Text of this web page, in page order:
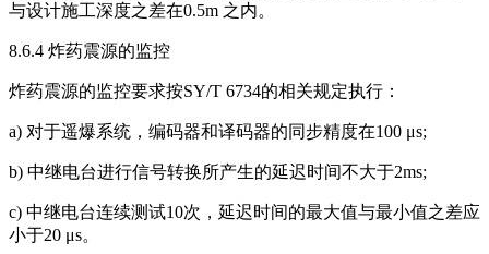
与设计施工深度之差在0.5m 之内。
8.6.4 炸药震源的监控
炸药震源的监控要求按SY/T 6734的相关规定执行：
a) 对于遥爆系统，编码器和译码器的同步精度在100 μs;
b) 中继电台进行信号转换所产生的延迟时间不大于2ms;
c) 中继电台连续测试10次，延迟时间的最大值与最小值之差应
小于20 μs。